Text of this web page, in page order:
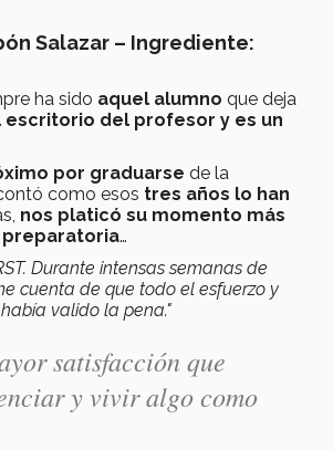
Salazar – Ingrediente:
ha sido aquel alumno que deja
escritorio del profesor y es un
por graduarse de la
como esos tres años lo han
nos platicó su momento más
…
Durante intensas semanas de
cuenta de que todo el esfuerzo y
valido la pena."
satisfacción que
y vivir algo como